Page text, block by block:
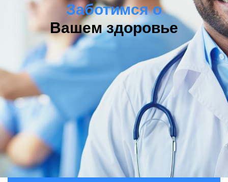
Заботимся о
Вашем здоровье